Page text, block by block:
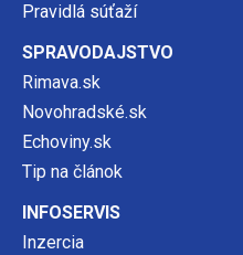
Pravidlá súťaží
SPRAVODAJSTVO
Rimava.sk
Novohradské.sk
Echoviny.sk
Tip na článok
INFOSERVIS
Inzercia